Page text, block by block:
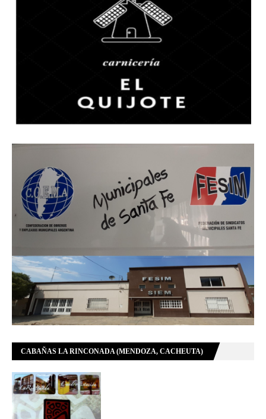
CABAÑAS LA RINCONADA (MENDOZA, CACHEUTA)